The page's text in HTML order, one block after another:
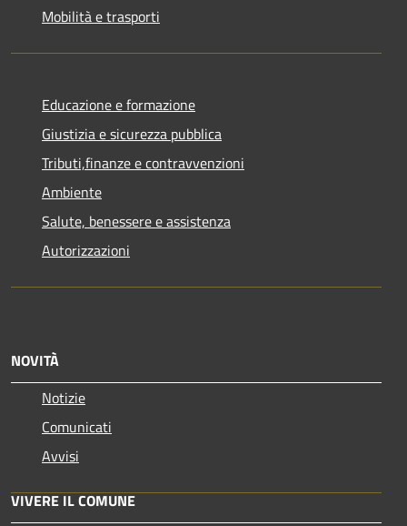
Mobilità e trasporti
Educazione e formazione
Giustizia e sicurezza pubblica
Tributi,finanze e contravvenzioni
Ambiente
Salute, benessere e assistenza
Autorizzazioni
NOVITÀ
Notizie
Comunicati
Avvisi
VIVERE IL COMUNE